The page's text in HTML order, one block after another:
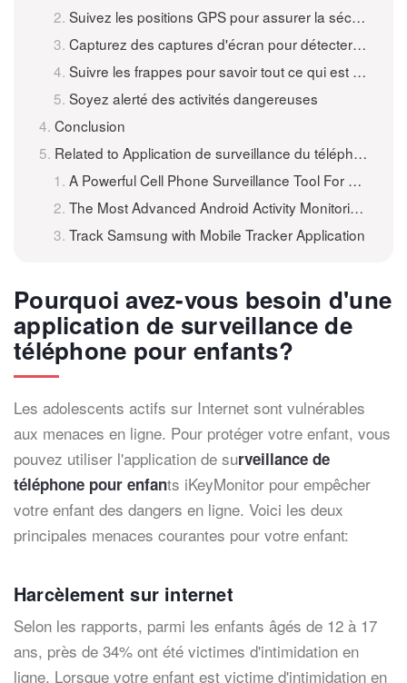
Suivez les positions GPS pour assurer la sécurité de votre enfant
Capturez des captures d'écran pour détecter les photos suspectes
Suivre les frappes pour savoir tout ce qui est tapé
Soyez alerté des activités dangereuses
Conclusion
Related to Application de surveillance du téléphone pour enfants – Comment surveiller le téléphone de votre enfant gratuitement
A Powerful Cell Phone Surveillance Tool For Mobile
The Most Advanced Android Activity Monitoring Application
Track Samsung with Mobile Tracker Application
Pourquoi avez-vous besoin d'une
application de surveillance de
téléphone pour enfants?
Les adolescents actifs sur Internet sont vulnérables
aux menaces en ligne. Pour protéger votre enfant, vous
pouvez utiliser l'application de surveillance de
téléphone pour enfants iKeyMonitor pour empêcher
votre enfant des dangers en ligne. Voici les deux
principales menaces courantes pour votre enfant:
Harcèlement sur internet
Selon les rapports, parmi les enfants âgés de 12 à 17
ans, près de 34% ont été victimes d'intimidation en
ligne. Lorsque votre enfant est victime d'intimidation en